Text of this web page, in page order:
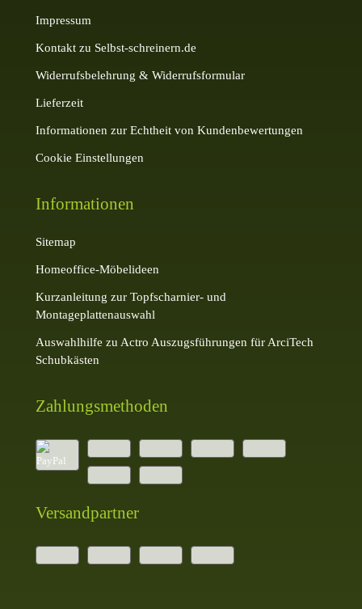
Impressum
Kontakt zu Selbst-schreinern.de
Widerrufsbelehrung & Widerrufsformular
Lieferzeit
Informationen zur Echtheit von Kundenbewertungen
Cookie Einstellungen
Informationen
Sitemap
Homeoffice-Möbelideen
Kurzanleitung zur Topfscharnier- und
Montageplattenauswahl
Auswahlhilfe zu Actro Auszugsführungen für ArciTech
Schubkästen
Zahlungsmethoden
Versandpartner